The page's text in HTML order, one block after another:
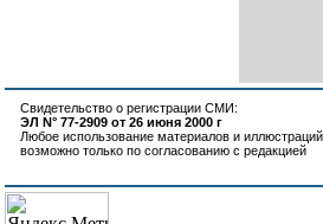
Свидетельство о регистрации СМИ:
ЭЛ N° 77-2909 от 26 июня 2000 г
Любое использование материалов и иллюстраций
возможно только по согласованию с редакцией